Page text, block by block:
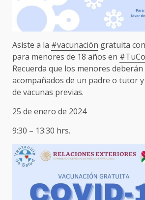
Asiste a la #vacunación gratuita
para menores de 18 años en
Recuerda que los menores
acompañados de un padre o tutor
de vacunas previas.
25 de enero de 2024
9:30 – 13:30 hrs.